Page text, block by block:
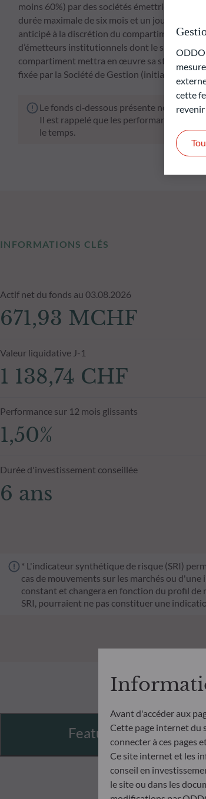
moins 60%) par des sociétés émettrices ayant
durée maximale de six mois et un jour après
anticipé à la discrétion du compartiment).
d’émetteurs institutionnels dont le siège social
compartiment mettra en œuvre sa stratégie
fixée par la Société de Gestion (initialement le
Le fonds ci‑dessous présente
Il est rappelé que les performances
le temps.
INFORMATIONS CLÉS
Actif net du fonds au 03.08.2026
671,93 MCHF
Valeur liquidative J-1
1 138,74 CHF
Performance sur 12 mois glissants
1,50%
Durée d'investissement conseillée
6 ans
* L'indicateur synthétique de risque (SRI)
cas de mouvements sur les marchés ou
constant et changera en fonction du profil de
SRI, pourraient ne pas constituer une
Features
Avant d'accéder aux
Cette page internet du
connecter à ces pages
Ce site internet et les
conseil en
le site ou dans les
ODDO
cette